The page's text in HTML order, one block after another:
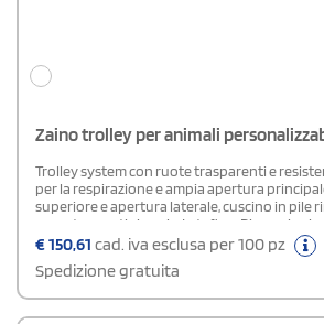
Zaino trolley per animali
Trolley system con ruote trasparenti e
per la respirazione e ampia apertura
superiore e apertura laterale, cuscino in pile
copertura antipioggia. In teflon. Dimensioni:
€150,61 cad. iva esclusa per 100 pz
Spedizione gratuita